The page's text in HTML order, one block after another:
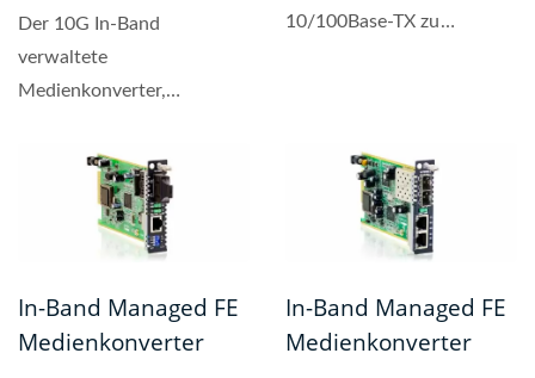
Der 10G In-Band
verwaltete
Medienkonverter,
Port 10GBase-R + 1-Port...
10/100Base-TX zu
In-Band Managed FE
Medienkonverter
In-Band Managed FE
Medienkonverter